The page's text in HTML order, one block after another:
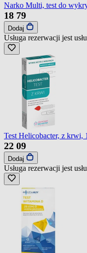
Narko Multi, test do
18 79
Dodaj
Usługa rezerwacji jest
Test Helicobacter, z krwi,
22 09
Dodaj
Usługa rezerwacji jest